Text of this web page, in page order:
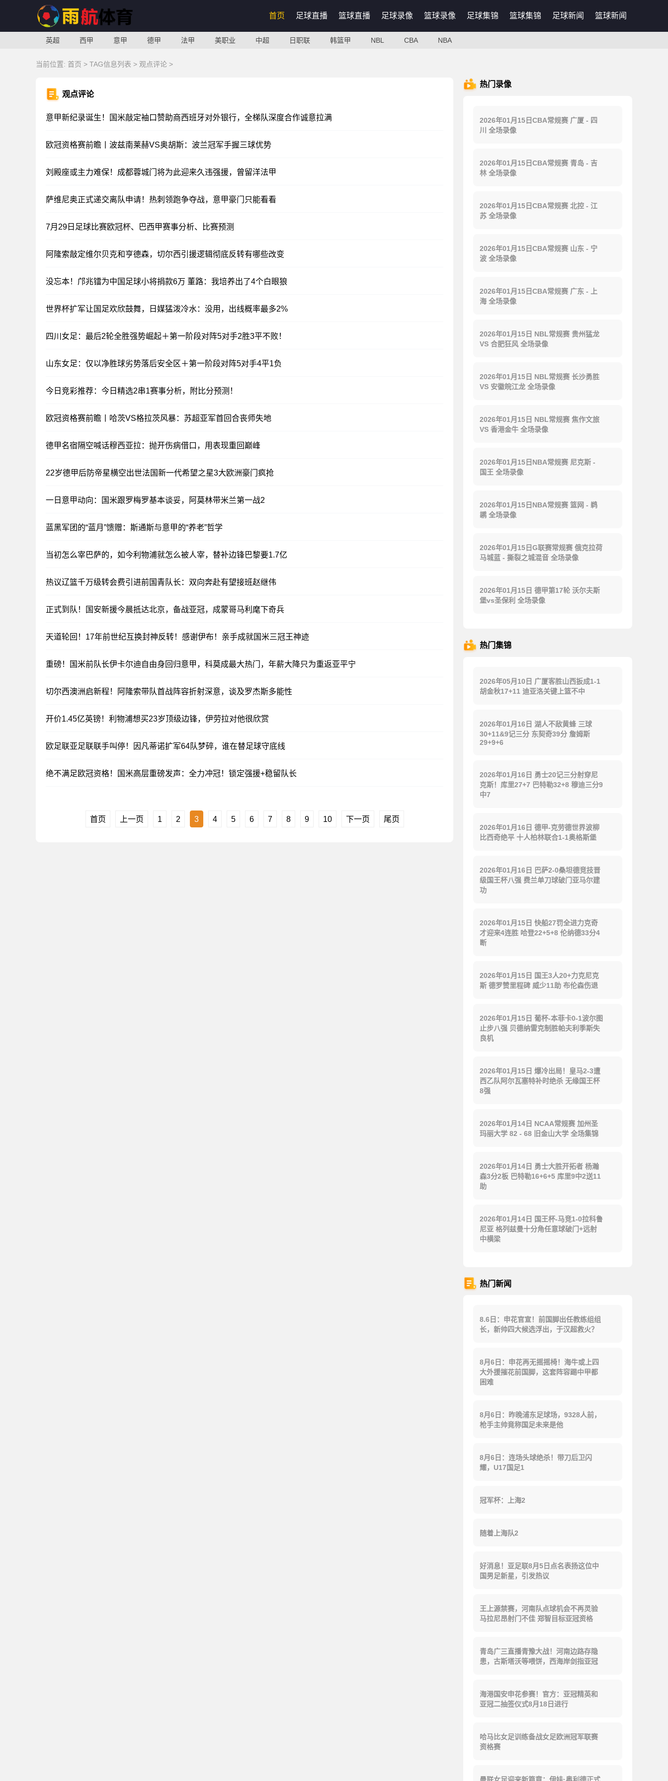
首页 足球直播 篮球直播 足球录像 篮球录像 足球集锦 篮球集锦 足球新闻 篮球新闻
英超 西甲 意甲 德甲 法甲 美职业 中超 日职联 韩篮甲 NBL CBA NBA
当前位置: 首页 > TAG信息列表 > 观点评论 >
观点评论
意甲新纪录诞生！国米敲定袖口赞助商西班牙对外银行，全梯队深度合作诚意拉满
欧冠资格赛前瞻丨波兹南莱赫VS奥胡斯：波兰冠军手握三球优势
刘殿座或主力难保！成都蓉城门将为此迎来久违强援，曾留洋法甲
萨维尼奥正式递交离队申请！热刺领跑争夺战，意甲豪门只能看看
7月29日足球比赛欧冠杯、巴西甲赛事分析、比赛预测
阿隆索敲定维尔贝克和亨德森，切尔西引援逻辑彻底反转有哪些改变
没忘本！邝兆镭为中国足球小将捐款6万 董路：我培养出了4个白眼狼
世界杯扩军让国足欢欣鼓舞，日媒猛泼冷水：没用，出线概率最多2%
四川女足：最后2轮全胜强势崛起＋第一阶段对阵5对手2胜3平不败！
山东女足：仅以净胜球劣势落后安全区＋第一阶段对阵5对手4平1负
今日竞彩推荐：今日精选2串1赛事分析，附比分预测！
欧冠资格赛前瞻丨哈茨VS格拉茨风暴：苏超亚军首回合丧师失地
德甲名宿隔空喊话穆西亚拉：抛开伤病借口，用表现重回巅峰
22岁德甲后防帝星横空出世法国新一代希望之星3大欧洲豪门疯抢
一日意甲动向：国米跟罗梅罗基本谈妥，阿莫林带米兰第一战2
蓝黑军团的“蓝月”馈赠：斯通斯与意甲的“养老”哲学
当初怎么宰巴萨的，如今利物浦就怎么被人宰，替补边锋巴黎要1.7亿
热议辽篮千万级转会费引进前国青队长：双向奔赴有望接班赵继伟
正式到队！国安新援今晨抵达北京，备战亚冠，成蒙哥马利麾下奇兵
天道轮回！17年前世纪互换封神反转！感谢伊布！亲手成就国米三冠王神迹
重磅！国米前队长伊卡尔迪自由身回归意甲，科莫成最大热门，年薪大降只为重返亚平宁
切尔西澳洲启新程！阿隆索带队首战阵容折射深意，谈及罗杰斯多能性
开价1.45亿英镑！利物浦想买23岁顶级边锋，伊劳拉对他很欣赏
欧足联亚足联联手叫停！因凡蒂诺扩军64队梦碎，谁在替足球守底线
绝不满足欧冠资格！国米高层重磅发声：全力冲冠！锁定强援+稳留队长
首页 上一页 1 2 3 4 5 6 7 8 9 10 下一页 尾页
热门录像
2026年01月15日CBA常规赛 广厦 - 四
川 全场录像
2026年01月15日CBA常规赛 青岛 - 吉
林 全场录像
2026年01月15日CBA常规赛 北控 - 江
苏 全场录像
2026年01月15日CBA常规赛 山东 - 宁
波 全场录像
2026年01月15日CBA常规赛 广东 - 上
海 全场录像
2026年01月15日 NBL常规赛 贵州猛龙
VS 合肥狂风 全场录像
2026年01月15日 NBL常规赛 长沙勇胜
VS 安徽皖江龙 全场录像
2026年01月15日 NBL常规赛 焦作文旅
VS 香港金牛 全场录像
2026年01月15日NBA常规赛 尼克斯 -
国王 全场录像
2026年01月15日NBA常规赛 篮网 - 鹈
鹕 全场录像
2026年01月15日G联赛常规赛 俄克拉荷
马城蓝 - 撕裂之城混音 全场录像
2026年01月15日 德甲第17轮 沃尔夫斯
堡vs圣保利 全场录像
热门集锦
2026年05月10日 广厦客胜山西扳成1-1
胡金秋17+11 迪亚洛关键上篮不中
2026年01月16日 湖人不敌黄蜂 三球
30+11&9记三分 东契奇39分 詹姆斯
29+9+6
2026年01月16日 勇士20记三分射穿尼
克斯！库里27+7 巴特勒32+8 穆迪三分9
中7
2026年01月16日 德甲-克劳德世界波柳
比西奇绝平 十人柏林联合1-1奥格斯堡
2026年01月16日 巴萨2-0桑坦德竞技晋
级国王杯八强 费兰单刀球破门亚马尔建
功
2026年01月15日 快船27罚全进力克奇
才迎来4连胜 哈登22+5+8 伦纳德33分4
断
2026年01月15日 国王3人20+力克尼克
斯 德罗赞里程碑 威少11助 布伦森伤退
2026年01月15日 葡杯-本菲卡0-1波尔图
止步八强 贝德纳雷克制胜帕夫利季斯失
良机
2026年01月15日 爆冷出局！皇马2-3遭
西乙队阿尔瓦塞特补时绝杀 无缘国王杯
8强
2026年01月14日 NCAA常规赛 加州圣
玛丽大学 82 - 68 旧金山大学 全场集锦
2026年01月14日 勇士大胜开拓者 杨瀚
森3分2板 巴特勒16+6+5 库里9中2送11
助
2026年01月14日 国王杯-马竞1-0拉科鲁
尼亚 格列兹曼十分角任意球破门+远射
中横梁
热门新闻
8.6日：申花官宣！前国脚出任教练组组
长，新帅四大候选浮出，于汉超救火？
8月6日：申花再无摇摇椅！海牛或上四
大外援摧花前国脚，这套阵容踢中甲都
困难
8月6日：昨晚浦东足球场，9328人前，
枪手主帅竟称国足未来是他
8月6日：连场头球绝杀！带刀后卫闪
耀，U17国足1
冠军杯：上海2
随着上海队2
好消息！亚足联8月5日点名表扬这位中
国男足新星，引发热议
王上源禁赛，河南队点球机会不再灵验
马拉尼昂射门不佳 郑智目标亚冠资格
青岛广三直播青豫大战！河南边路存隐
患，古斯塔沃等喂饼，西海岸剑指亚冠
海港国安申花参赛！官方：亚冠精英和
亚冠二抽签仪式8月18日进行
哈马比女足训练备战女足欧洲冠军联赛
资格赛